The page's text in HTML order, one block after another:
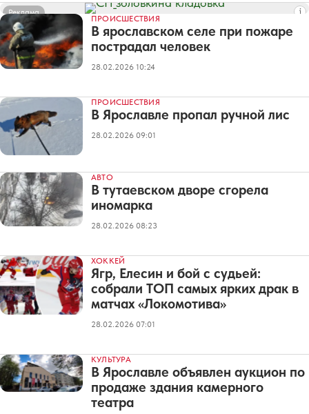
Реклама
ПРОИСШЕСТВИЯ
В ярославском селе при пожаре
пострадал человек
28.02.2026 10:24
ПРОИСШЕСТВИЯ
В Ярославле пропал ручной лис
28.02.2026 09:01
АВТО
В тутаевском дворе сгорела
иномарка
28.02.2026 08:23
ХОККЕЙ
Ягр, Елесин и бой с судьей:
собрали ТОП самых ярких драк в
матчах «Локомотива»
28.02.2026 07:01
КУЛЬТУРА
В Ярославле объявлен аукцион по
продаже здания камерного
театра